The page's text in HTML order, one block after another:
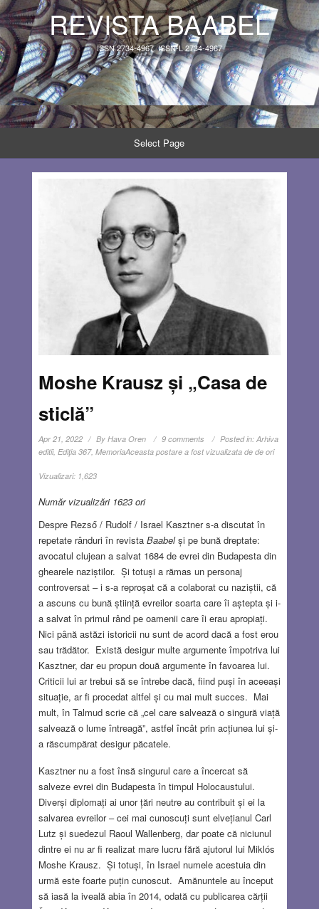
REVISTA BAABEL
ISSN 2734-4967, ISSN-L 2734-4967
Select Page
Moshe Krausz și „Casa de
sticlă”
Apr 21, 2022 By Hava Oren 9 comments Posted in: Arhiva
editii, Ediţia 367, MemoriaAceasta postare a fost vizualizata de de ori
Vizualizari: 1,623
Număr vizualizări 1623 ori
Despre Rezső / Rudolf / Israel Kasztner s-a discutat în
repetate rânduri în revista Baabelși pe bună dreptate:
avocatul clujean a salvat 1684 de evrei din Budapesta din
ghearele naziștilor. Și totuși a rămas un personaj
controversat – i s-a reproșat că a colaborat cu naziștii, că
a ascuns cu bună știință evreilor soarta care îi aștepta și i-
a salvat în primul rând pe oamenii care îi erau apropiați.
Nici până astăzi istoricii nu sunt de acord dacă a fost erou
sau trădător. Există desigur multe argumente împotriva lui
Kasztner, dar eu propun două argumente în favoarea lui.
Criticii lui ar trebui să se întrebe dacă, fiind puși în aceeași
situație, ar fi procedat altfel și cu mai mult succes. Mai
mult, în Talmud scrie că „cel care salvează o singură viață
salvează o lume întreagă”, astfel încât prin acțiunea lui și-
a răscumpărat desigur păcatele.
Kasztner nu a fost însă singurul care a încercat să
salveze evrei din Budapesta în timpul Holocaustului.
Diverși diplomați ai unor țări neutre au contribuit și ei la
salvarea evreilor – cei mai cunoscuți sunt elvețianul Carl
Lutz și suedezul Raoul Wallenberg, dar poate că niciunul
dintre ei nu ar fi realizat mare lucru fără ajutorul lui Miklós
Moshe Krausz. Și totuși, în Israel numele acestuia din
urmă este foarte puțin cunoscut. Amănuntele au început
să iasă la iveală abia în 2014, odată cu publicarea cărții